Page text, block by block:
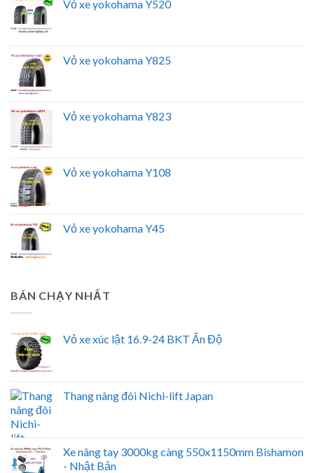
Vỏ xe yokohama Y520
Vỏ xe yokohama Y825
Vỏ xe yokohama Y823
Vỏ xe yokohama Y108
Vỏ xe yokohama Y45
BÁN CHẠY NHẤT
Vỏ xe xúc lật 16.9-24 BKT Ấn Độ
Thang nâng đôi Nichi-lift Japan
Xe nâng tay 3000kg càng 550x1150mm Bishamon
- Nhật Bản